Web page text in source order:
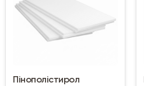
Пінополістирол